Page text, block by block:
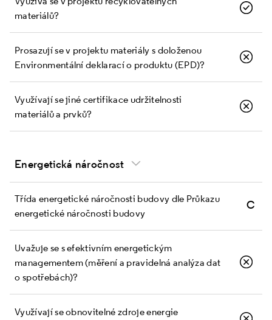
materiálů?
Prosazují se v projektu materiály s doloženou
Environmentální deklarací o produktu (EPD)?
Využívají se jiné certifikace udržitelnosti
materiálů a prvků?
Energetická náročnost
Třída energetické náročnosti budovy dle Průkazu
energetické náročnosti budovy
C
Uvažuje se s efektivním energetickým
managementem (měření a pravidelná analýza dat
o spotřebách)?
Využívají se obnovitelné zdroje energie